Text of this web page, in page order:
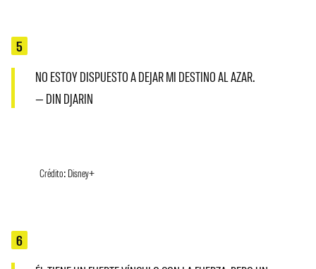
5
NO ESTOY DISPUESTO A DEJAR MI DESTINO AL AZAR.
— DIN DJARIN
Crédito: Disney+
6